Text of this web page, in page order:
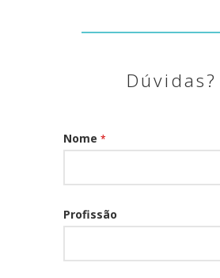
Nome *
Profissão